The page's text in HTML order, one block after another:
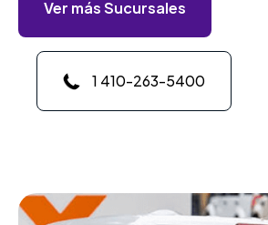
Ver más Sucursales
1 410-263-5400